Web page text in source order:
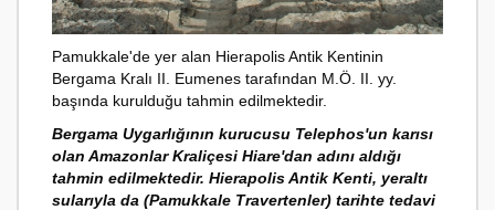
Pamukkale'de yer alan Hierapolis Antik Kentinin
Bergama Kralı II. Eumenes tarafından M.Ö. II. yy.
başında kurulduğu tahmin edilmektedir.
Bergama Uygarlığının kurucusu Telephos'un karısı
olan Amazonlar Kraliçesi Hiare'dan adını aldığı
tahmin edilmektedir. Hierapolis Antik Kenti, yeraltı
sularıyla da (Pamukkale Travertenler) tarihte tedavi